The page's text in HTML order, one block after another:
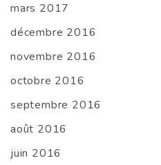
mars 2017
décembre 2016
novembre 2016
octobre 2016
septembre 2016
août 2016
juin 2016